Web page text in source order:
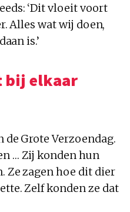
‘Dit vloeit voort
Alles wat wij doen,
is.’
bij elkaar
de Grote Verzoendag.
… Zij konden hun
Ze zagen hoe dit dier
Zelf konden ze dat